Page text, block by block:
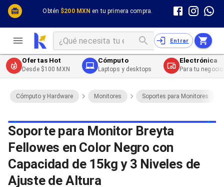
Obtén $200 MXN en tu primera compra.
Cómputo y Hardware
Desktop y Portátiles
Impresión y Consumibles
Celulares y Telefonía
Energía
Entrar
Cómputo y Hardware
Cables
Cables PC
Cables PC USB
Cables PC Serial
Cables PC SATA / eSATA
Cables PC SAS
Cables PC VGA / HD15
Cables de Audio / Video HDMI
Cables de Audio / Video VGA
Cables de Audio / Video RCA
Cables de Audio / Video Toslink
Cables de Energía
Cables de Poder (Interno)
Ofertas Hot
Desde $100 MXN
Cómputo
Laptops y desktops
Electrónica
Para tu
Cómputo y Hardware Monitores Soportes para Monitores
Soporte para Monitor Breyta
Fellowes en Color Negro con
Capacidad de 15kg y 3 Niveles de
Ajuste de Altura